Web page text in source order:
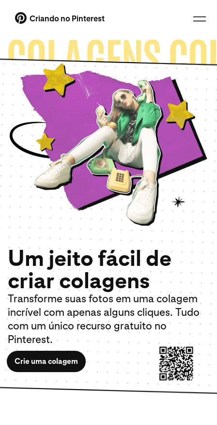
Criando no Pinterest
Um jeito fácil de
criar colagens
Transforme suas fotos em uma colagem
incrível com apenas alguns cliques. Tudo
com um único recurso gratuito no
Pinterest.
Crie uma colagem